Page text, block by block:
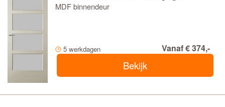
MDF binnendeur
5 werkdagen Vanaf € 374,-
Bekijk